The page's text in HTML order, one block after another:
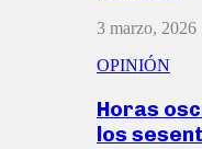
3 marzo, 2026
OPINIÓN
Horas
los